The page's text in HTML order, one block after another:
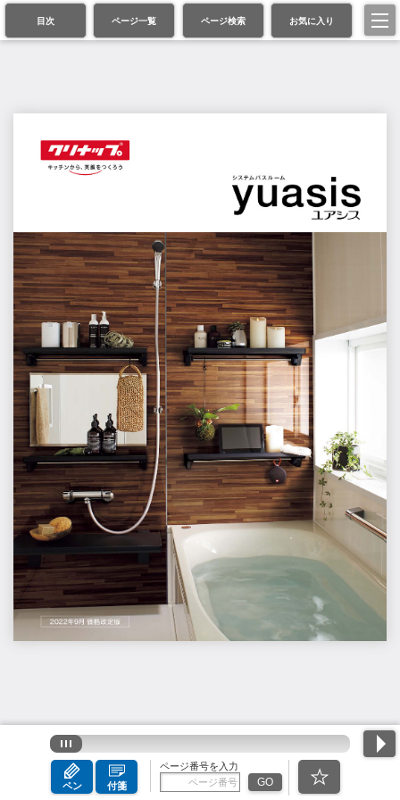
目次 ページ一覧 ページ検索 お気に入り
ペン 付箋
ページ番号を入力
GO